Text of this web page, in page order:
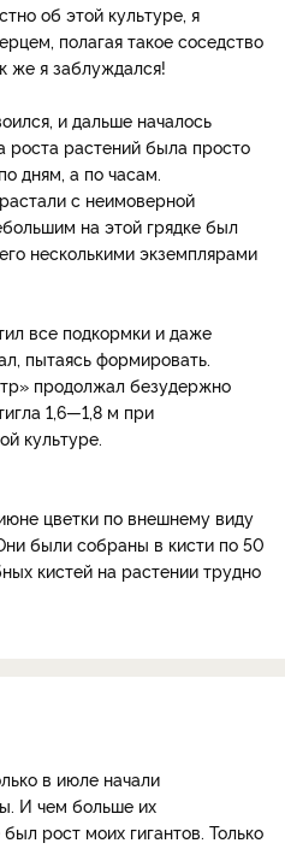
об этой культуре, я
полагая такое соседство
же я заблуждался!
и дальше началось
растений была просто
дням, а по часам.
с неимоверной
на этой грядке был
несколькими экземплярами
все подкормки и даже
пытаясь формировать.
продолжал безудержно
1,6—1,8 м при
культуре.
цветки по внешнему виду
были собраны в кисти по 50
кистей на растении трудно
в июле начали
И чем больше их
рост моих гигантов. Только